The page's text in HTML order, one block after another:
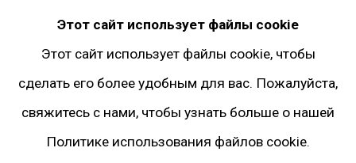
* принадлежит компании Meta, признанной
экстремистской и запрещённой на территории
РФ
Политика конфиденциальности
Этот сайт использует файлы cookie
Этот сайт использует файлы cookie, чтобы
сделать его более удобным для вас. Пожалуйста,
свяжитесь с нами, чтобы узнать больше о нашей
Политике использования файлов cookie.